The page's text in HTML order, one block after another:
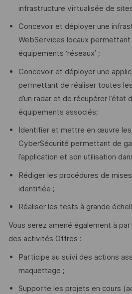
infrastructure virtualisée de
Concevoir et déployer une
WebServices locaux
équipements ‘réseaux’ ;
Concevoir et déployer une
permettant de réaliser toutes
d’un radar et de récupérer l’état
équipements associés;
Identifier et mettre en œuvre
CyberSécurité permettant de
l’application et son utilisation
Rédiger les procédures de
identifiée ;
Réaliser les tests à grande
Vous serez amené également à
des activités Offres :
Participe au suivi des actions
maquettage ;
Supporte les projets en cours